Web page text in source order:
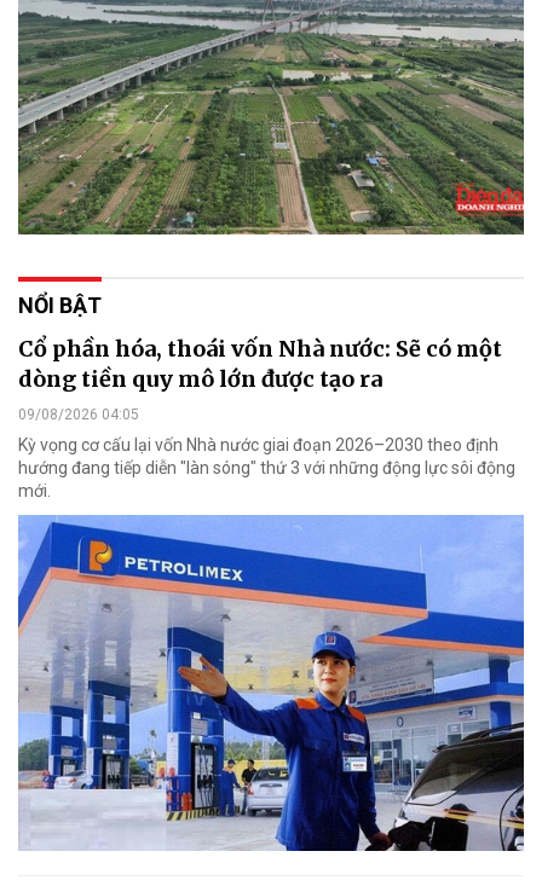
NỔI BẬT
Cổ phần hóa, thoái vốn Nhà nước: Sẽ có một
dòng tiền quy mô lớn được tạo ra
09/08/2026 04:05
Kỳ vọng cơ cấu lại vốn Nhà nước giai đoạn 2026–2030 theo định
hướng đang tiếp diễn "làn sóng" thứ 3 với những động lực sôi động
mới.